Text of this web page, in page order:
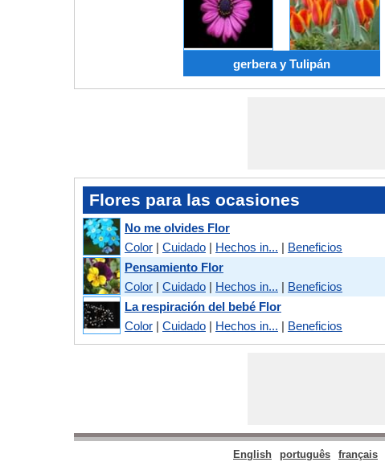
gerbera y Tulipán
Flores para las ocasiones
No me olvides Flor
Color | Cuidado | Hechos in... | Beneficios
Pensamiento Flor
Color | Cuidado | Hechos in... | Beneficios
La respiración del bebé Flor
Color | Cuidado | Hechos in... | Beneficios
English português français